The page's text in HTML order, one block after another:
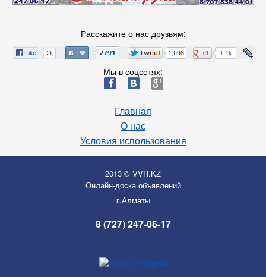
Расскажите о нас друзьям:
Мы в соцсетях:
ä æ è
Главная
О нас
Условия использования
2013 © VVR.KZ
Онлайн-доска объявлений
г.Алматы
8 (727) 247-06-17